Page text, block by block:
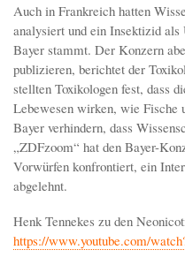
Auch in Frankreich hatten
analysiert und ein Insektizid als
Bayer stammt. Der Konzern
publizieren, berichtet der
stellten Toxikologen fest, dass
Lebewesen wirken, wie Fische
Bayer verhindern, dass
„ZDFzoom“ hat den Bayer-
Vorwürfen konfrontiert, ein
abgelehnt.
Henk Tennekes zu den
https://www.youtube.com/